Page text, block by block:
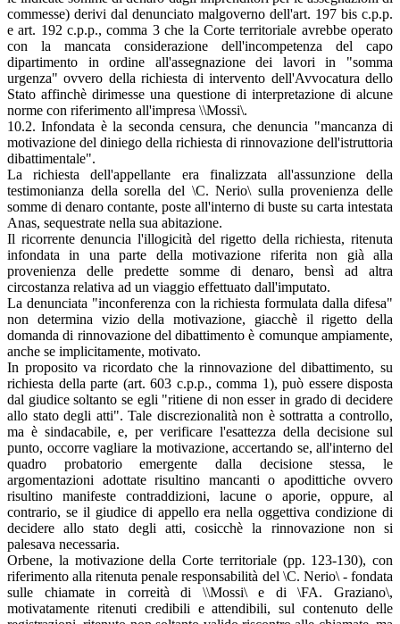
commesse) derivi dal denunciato malgoverno dell'art. 197 bis c.p.p.
e art. 192 c.p.p., comma 3 che la Corte territoriale avrebbe operato
con la mancata considerazione dell'incompetenza del capo
dipartimento in ordine all'assegnazione dei lavori in "somma
urgenza" ovvero della richiesta di intervento dell'Avvocatura dello
Stato affinchè dirimesse una questione di interpretazione di alcune
norme con riferimento all'impresa \\Mossi\.
10.2. Infondata è la seconda censura, che denuncia "mancanza di
motivazione del diniego della richiesta di rinnovazione dell'istruttoria
dibattimentale".
La richiesta dell'appellante era finalizzata all'assunzione della
testimonianza della sorella del \C. Nerio\ sulla provenienza delle
somme di denaro contante, poste all'interno di buste su carta intestata
Anas, sequestrate nella sua abitazione.
Il ricorrente denuncia l'illogicità del rigetto della richiesta, ritenuta
infondata in una parte della motivazione riferita non già alla
provenienza delle predette somme di denaro, bensì ad altra
circostanza relativa ad un viaggio effettuato dall'imputato.
La denunciata "inconferenza con la richiesta formulata dalla difesa"
non determina vizio della motivazione, giacchè il rigetto della
domanda di rinnovazione del dibattimento è comunque ampiamente,
anche se implicitamente, motivato.
In proposito va ricordato che la rinnovazione del dibattimento, su
richiesta della parte (art. 603 c.p.p., comma 1), può essere disposta
dal giudice soltanto se egli "ritiene di non esser in grado di decidere
allo stato degli atti". Tale discrezionalità non è sottratta a controllo,
ma è sindacabile, e, per verificare l'esattezza della decisione sul
punto, occorre vagliare la motivazione, accertando se, all'interno del
quadro probatorio emergente dalla decisione stessa, le
argomentazioni adottate risultino mancanti o apodittiche ovvero
risultino manifeste contraddizioni, lacune o aporie, oppure, al
contrario, se il giudice di appello era nella oggettiva condizione di
decidere allo stato degli atti, cosicchè la rinnovazione non si
palesava necessaria.
Orbene, la motivazione della Corte territoriale (pp. 123-130), con
riferimento alla ritenuta penale responsabilità del \C. Nerio\ - fondata
sulle chiamate in correità di \\Mossi\ e di \FA. Graziano\,
motivatamente ritenuti credibili e attendibili, sul contenuto delle